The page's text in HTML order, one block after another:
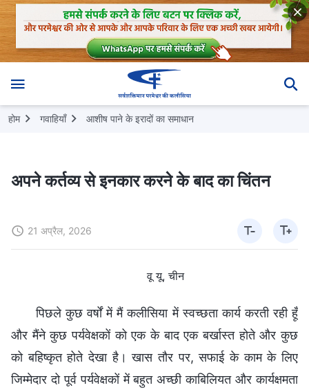
होम गवाहियाँ आशीष पाने के इरादों का समाधान
अपने कर्तव्य से इनकार करने के बाद का चिंतन
21 अप्रैल, 2026
वू यू, चीन
पिछले कुछ वर्षों में मैं कलीसिया में स्वच्छता कार्य करती रही हूँ
और मैंने कुछ पर्यवेक्षकों को एक के बाद एक बर्खास्त होते और कुछ
को बहिष्कृत होते देखा है। खास तौर पर, सफाई के काम के लिए
जिम्मेदार दो पूर्व पर्यवेक्षकों में बहुत अच्छी काबिलियत और कार्यक्षमता